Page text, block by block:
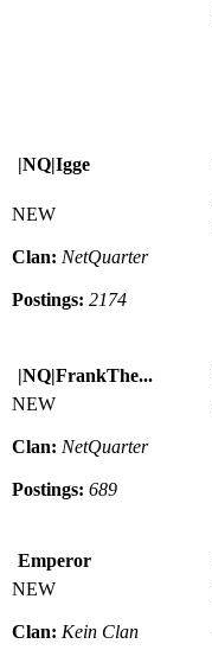
|NQ|Igge
NEW
Clan: NetQuarter
Postings: 2174
|NQ|FrankThe...
NEW
Clan: NetQuarter
Postings: 689
Emperor
NEW
Clan: Kein Clan